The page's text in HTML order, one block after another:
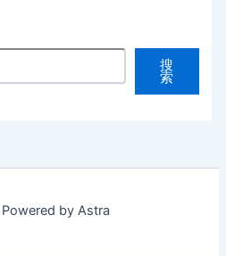
搜
索
by Astra